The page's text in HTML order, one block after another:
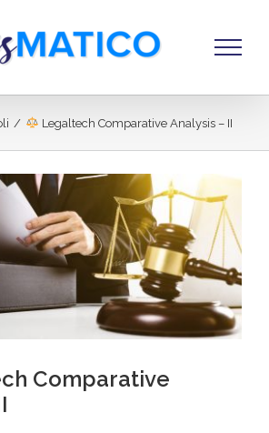
/ Legaltech Comparative Analysis – II
Comparative